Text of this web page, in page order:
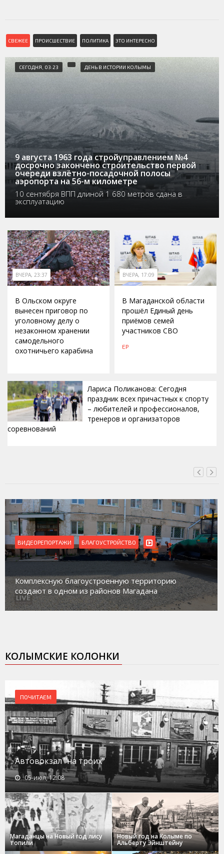
СВЕЖЕЕ ПРОИСШЕСТВИЕ ПОЛИТИКА ЭТО ИНТЕРЕСНО
СЕГОДНЯ, 03:23 ДЕНЬ В ИСТОРИИ КОЛЫМЫ
9 августа 1963 года стройуправлением №4
досрочно закончено строительство первой
очереди взлётно-посадочной полосы
аэропорта на 56-м километре
10 сентября ВПП длиной 1 680 метров сдана в
эксплуатацию
ВЧЕРА, 23:37
В Ольском округе
вынесен приговор по
уголовному делу о
незаконном хранении
самодельного
охотничьего карабина
ВЧЕРА, 17:09
В Магаданской области
прошёл Единый день
приёмов семей
участников СВО
ЕР
Лариса Поликанова: Сегодня
праздник всех причастных к спорту
– любителей и профессионалов,
тренеров и организаторов
соревнований
ВИДЕОРЕПОРТАЖИ
Магадан присоединился к пилотному проекту по
работе с несовершеннолетними из групп
социального риска «Переправа»
КОЛЫМСКИЕ КОЛОНКИ
ПОЧИТАЕМ
Автовокзал "на троих"
05-июл, 12:08
Магаданцы на Новый год лису
топили
Новый год на Колыме по
Альберту Эйнштейну